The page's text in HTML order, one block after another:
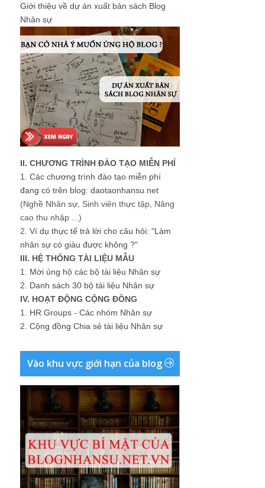
Giới thiệu về dự án xuất bản sách Blog
Nhân sự
II. CHƯƠNG TRÌNH ĐÀO TẠO MIỄN PHÍ
1. Các chương trình đào tạo miễn phí
đang có trên blog: daotaonhansu.net
(Nghề Nhân sự, Sinh viên thực tập, Nâng
cao thu nhập ...)
2. Ví dụ thực tế trả lời cho câu hỏi: "Làm
nhân sự có giàu được không ?"
III. HỆ THỐNG TÀI LIỆU MẪU
1. Mời ủng hộ các bộ tài liệu Nhân sự
2. Danh sách 30 bộ tài liệu Nhân sự
IV. HOẠT ĐỘNG CỘNG ĐỒNG
1. HR Groups - Các nhóm Nhân sự
2. Cộng đồng Chia sẻ tài liệu Nhân sự
Vào khu vực giới hạn của blog